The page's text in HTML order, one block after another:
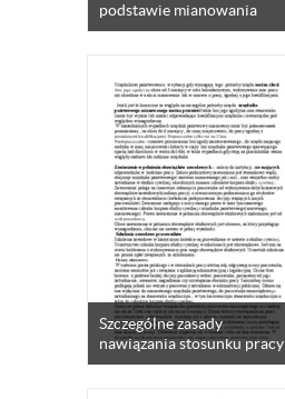
podstawie mianowania
Szczególne zasady
nawiązania stosunku pracy